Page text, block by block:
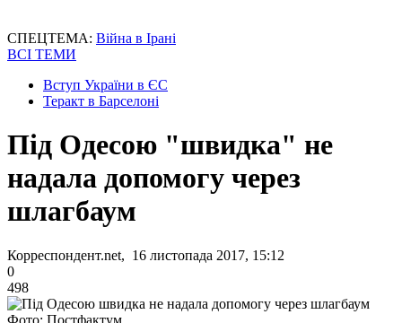
СПЕЦТЕМА: Війна в Ірані
ВСІ ТЕМИ
Вступ України в ЄС
Теракт в Барселоні
Під Одесою "швидка" не
надала допомогу через
шлагбаум
Корреспондент.net, 16 листопада 2017, 15:12
0
498
Фото: Постфактум